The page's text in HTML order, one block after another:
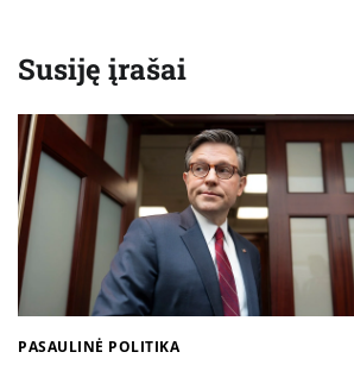
Susiję įrašai
PASAULINĖ POLITIKA